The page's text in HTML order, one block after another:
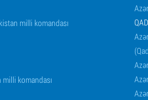
milli komandası
komandası